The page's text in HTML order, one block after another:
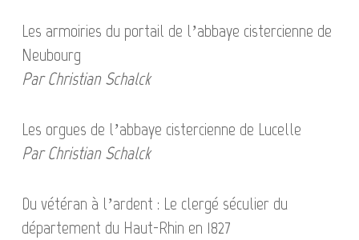
Les armoiries du portail de l’abbaye cistercienne de
Neubourg
Par Christian Schalck
Les orgues de l’abbaye cistercienne de Lucelle
Par Christian Schalck
Du vétéran à l’ardent : Le clergé séculier du
département du Haut-Rhin en 1827